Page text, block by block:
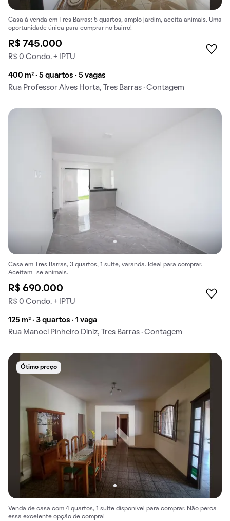
Casa à venda em Tres Barras: 5 quartos, amplo jardim, aceita animais. Uma
oportunidade única para comprar no bairro!
R$ 745.000
R$ 0 Condo. + IPTU
400 m² · 5 quartos · 5 vagas
Rua Professor Alves Horta, Tres Barras · Contagem
Casa em Tres Barras, 3 quartos, 1 suíte, varanda. Ideal para comprar.
Aceitam-se animais.
R$ 690.000
R$ 0 Condo. + IPTU
125 m² · 3 quartos · 1 vaga
Rua Manoel Pinheiro Diniz, Tres Barras · Contagem
Ótimo preço
Venda de casa com 4 quartos, 1 suíte disponível para comprar. Não perca
essa excelente opção de compra!